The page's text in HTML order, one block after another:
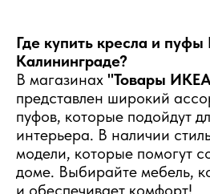
Где купить кресла и
Калининграде?
В магазинах "Товары
представлен широкий
пуфов, которые подойдут
интерьера. В наличии
модели, которые помогут
доме. Выбирайте мебель,
и обеспечивает комфорт!